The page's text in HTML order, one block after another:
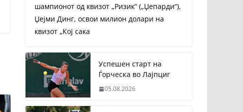
шампионот од квизот „Ризик“ („Џепарди“),
Џејми Динг, освои милион долари на
квизот „Кој сака
Успешен старт на
Ѓорческа во Лајпциг
05.08.2026